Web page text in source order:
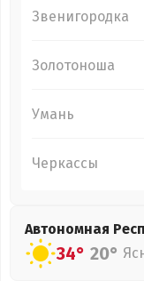
Звенигородка
Золотоноша
Умань
Черкассы
Автономная
34° 20°